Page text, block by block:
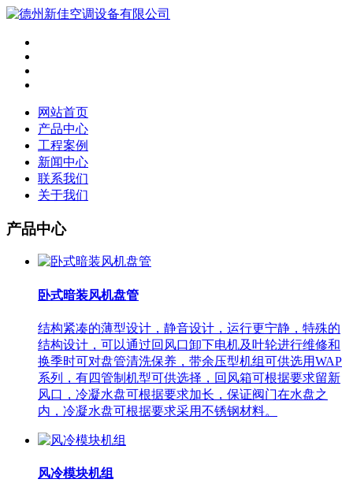
网站首页
产品中心
工程案例
新闻中心
联系我们
关于我们
产品中心
卧式暗装风机盘管
结构紧凑的薄型设计，静音设计，运行更宁静，特殊的
结构设计，可以通过回风口卸下电机及叶轮进行维修和
换季时可对盘管清洗保养，带余压型机组可供选用WAP
系列，有四管制机型可供选择，回风箱可根据要求留新
风口，冷凝水盘可根据要求加长，保证阀门在水盘之
内，冷凝水盘可根据要求采用不锈钢材料。
风冷模块机组